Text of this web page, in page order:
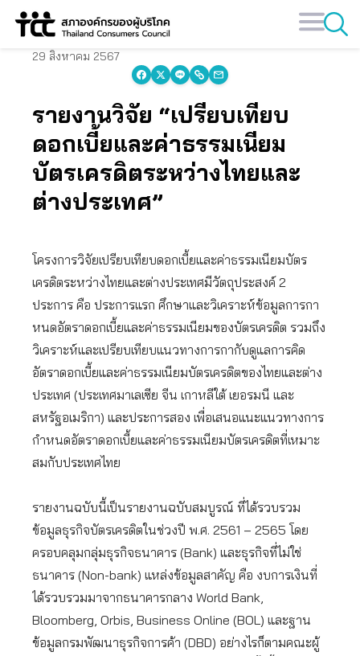
Skip
29 สิงหาคม 2567
รายงานวิจัย “เปรียบเทียบ
ดอกเบี้ยและค่าธรรมเนียม
บัตรเครดิตระหว่างไทยและ
ต่างประเทศ”
โครงการวิจัยเปรียบเทียบดอกเบี้ยและค่าธรรมเนียมบัตร
เครดิตระหว่างไทยและต่างประเทศมีวัตถุประสงค์ 2
ประการ คือ ประการแรก ศึกษาและวิเคราะห์ข้อมูลการกา
หนดอัตราดอกเบี้ยและค่าธรรมเนียมของบัตรเครดิต รวมถึง
วิเคราะห์และเปรียบเทียบแนวทางการกากับดูแลการคิด
อัตราดอกเบี้ยและค่าธรรมเนียมบัตรเครดิตของไทยและต่าง
ประเทศ (ประเทศมาเลเซีย จีน เกาหลีใต้ เยอรมนี และ
สหรัฐอเมริกา) และประการสอง เพื่อเสนอแนะแนวทางการ
กำหนดอัตราดอกเบี้ยและค่าธรรมเนียมบัตรเครดิตที่เหมาะ
สมกับประเทศไทย
รายงานฉบับนี้เป็นรายงานฉบับสมบูรณ์ ที่ได้รวบรวม
ข้อมูลธุรกิจบัตรเครดิตในช่วงปี พ.ศ. 2561 – 2565 โดย
ครอบคลุมกลุ่มธุรกิจธนาคาร (Bank) และธุรกิจที่ไม่ใช่
ธนาคาร (Non-bank) แหล่งข้อมูลสาคัญ คือ งบการเงินที่
ได้รวบรวมมาจากธนาคารกลาง World Bank,
Bloomberg, Orbis, Business Online (BOL) และฐาน
ข้อมูลกรมพัฒนาธุรกิจการค้า (DBD) อย่างไรก็ตามคณะผู้